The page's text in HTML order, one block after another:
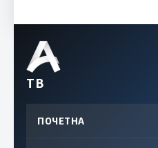
ТВ
ПОЧЕТНА